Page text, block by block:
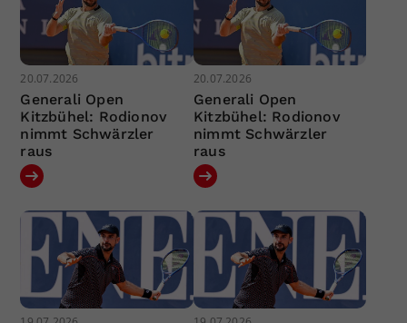
20.07.2026
Generali Open
Kitzbühel: Rodionov
nimmt Schwärzler
raus
20.07.2026
Generali Open
Kitzbühel: Rodionov
nimmt Schwärzler
raus